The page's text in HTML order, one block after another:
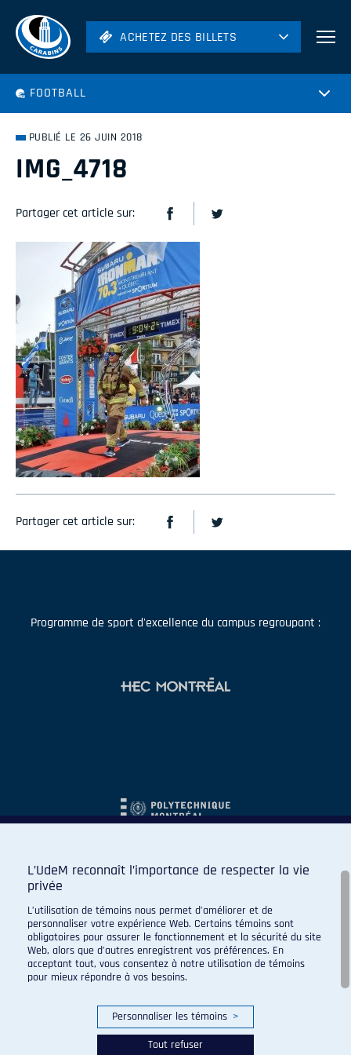
ACHETEZ DES BILLETS
ACHETEZ DES BILLETS
FOOTBALL
PUBLIÉ LE 26 JUIN 2018
IMG_4718
Partager cet article sur:
Partager cet article sur:
Programme de sport d'excellence du campus regroupant :
L’UdeM reconnaît l’importance de respecter la vie
privée
L’utilisation de témoins nous permet d’améliorer et de
personnaliser votre expérience Web. Certains témoins sont
obligatoires pour assurer le fonctionnement et la sécurité du site
Web, alors que d’autres enregistrent vos préférences. En
acceptant tout, vous consentez à notre utilisation de témoins
pour mieux répondre à vos besoins.
Personnaliser les témoins >
Tout refuser